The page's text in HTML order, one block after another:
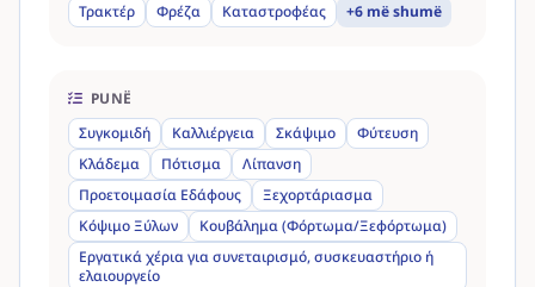
Τρακτέρ
Φρέζα Καταστροφέας +6 më shumë
PUNË
Συγκομιδή
Καλλιέργεια Σκάψιμο
Φύτευση
Κλάδεμα
Πότισμα
Λίπανση
Προετοιμασία Εδάφους
Ξεχορτάριασμα
Κόψιμο Ξύλων
Κουβάλημα (Φόρτωμα/Ξεφόρτωμα)
Εργατικά χέρια για συνεταιρισμό, συσκευαστήριο ή
ελαιουργείο